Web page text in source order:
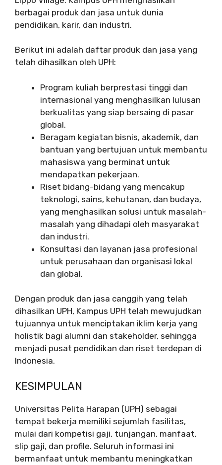
berbagai produk dan jasa untuk dunia
pendidikan, karir, dan industri.
Berikut ini adalah daftar produk dan jasa yang
telah dihasilkan oleh UPH:
Program kuliah berprestasi tinggi dan
internasional yang menghasilkan lulusan
berkualitas yang siap bersaing di pasar
global.
Beragam kegiatan bisnis, akademik, dan
bantuan yang bertujuan untuk membantu
mahasiswa yang berminat untuk
mendapatkan pekerjaan.
Riset bidang-bidang yang mencakup
teknologi, sains, kehutanan, dan budaya,
yang menghasilkan solusi untuk masalah-
masalah yang dihadapi oleh masyarakat
dan industri.
Konsultasi dan layanan jasa profesional
untuk perusahaan dan organisasi lokal
dan global.
Dengan produk dan jasa canggih yang telah
dihasilkan UPH, Kampus UPH telah mewujudkan
tujuannya untuk menciptakan iklim kerja yang
holistik bagi alumni dan stakeholder, sehingga
menjadi pusat pendidikan dan riset terdepan di
Indonesia.
KESIMPULAN
Universitas Pelita Harapan (UPH) sebagai
tempat bekerja memiliki sejumlah fasilitas,
mulai dari kompetisi gaji, tunjangan, manfaat,
slip gaji, dan profile. Seluruh informasi ini
bermanfaat untuk membantu meningkatkan